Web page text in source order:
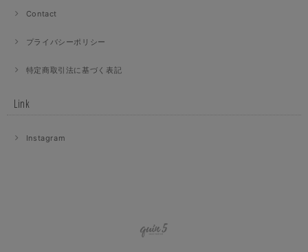
Contact
プライバシーポリシー
特定商取引法に基づく表記
Link
Instagram